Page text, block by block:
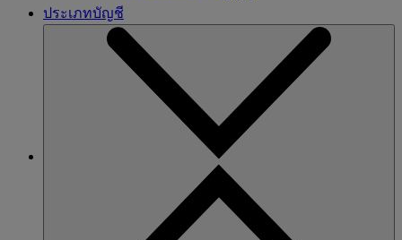
ประเภทบัญชี